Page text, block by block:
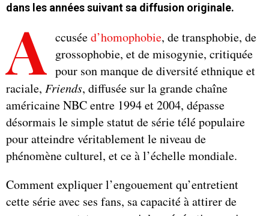
dans les années suivant sa diffusion originale.
A ccuséed’homophobie, de transphobie, de
grossophobie, et de misogynie, critiquée
pour son manque de diversité ethnique et
raciale, Friends, diffusée sur la grande chaîne
américaine NBC entre 1994 et 2004, dépasse
désormais le simple statut de série télé populaire
pour atteindre véritablement le niveau de
phénomène culturel, et ce à l’échelle mondiale.
Comment expliquer l’engouement qu’entretient
cette série avec ses fans, sa capacité à attirer de